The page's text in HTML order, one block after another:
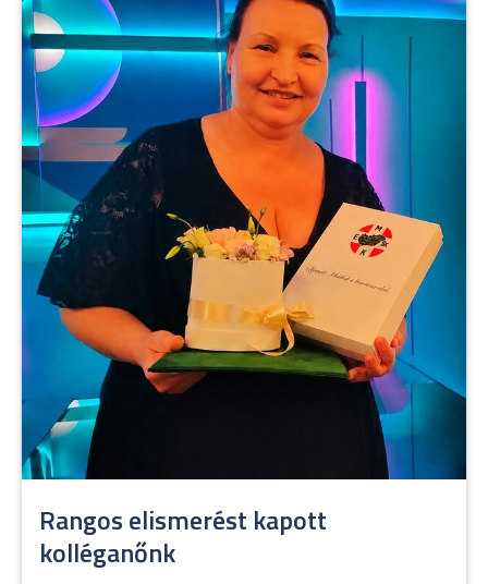
Rangos elismerést kapott
kolléganőnk